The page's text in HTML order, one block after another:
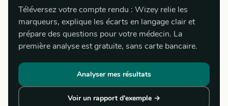
Téléversez votre compte rendu : Wizey relie les
marqueurs, explique les écarts en langage clair et
prépare des questions pour votre médecin. La
première analyse est gratuite, sans carte bancaire.
Analyser mes résultats
Voir un rapport d'exemple →